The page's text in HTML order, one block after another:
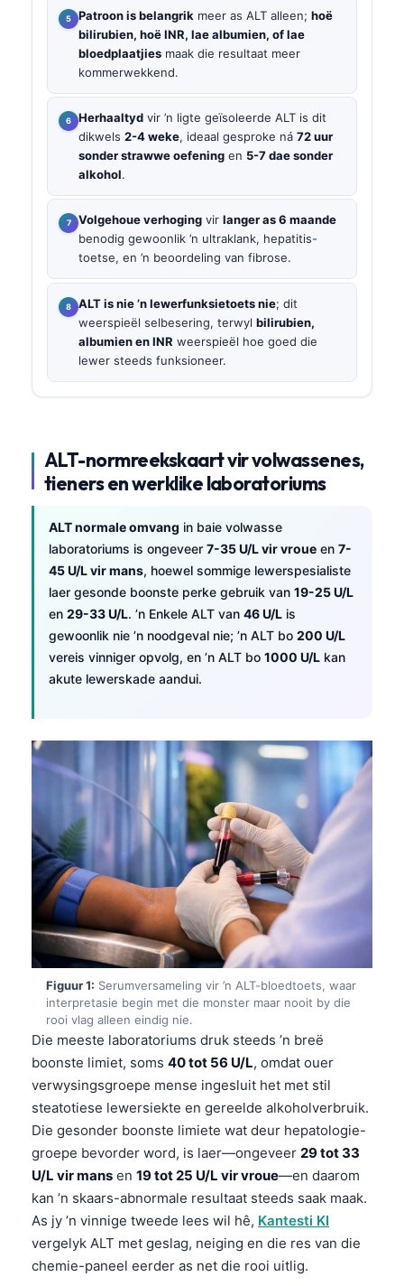
Patroon is belangrik meer as ALT alleen; hoë
bilirubien, hoë INR, lae albumien, of lae
bloedplaatjies maak die resultaat meer
kommerwekkend.
Herhaaltyd vir ’n ligte geïsoleerde ALT is dit
dikwels 2-4 weke, ideaal gesproke ná 72 uur
sonder strawwe oefening en 5-7 dae sonder
alkohol.
Volgehoue verhoging vir langer as 6 maande
benodig gewoonlik ’n ultraklank, hepatitis-
toetse, en ’n beoordeling van fibrose.
ALT is nie ’n lewerfunksietoets nie; dit
weerspieël selbesering, terwyl bilirubien,
albumien en INR weerspieël hoe goed die
lewer steeds funksioneer.
ALT-normreekskaart vir volwassenes,
tieners en werklike laboratoriums
ALT normale omvang in baie volwasse
laboratoriums is ongeveer 7-35 U/L vir vroue en 7-
45 U/L vir mans, hoewel sommige lewerspesialiste
laer gesonde boonste perke gebruik van 19-25 U/L
en 29-33 U/L. ’n Enkele ALT van 46 U/L is
gewoonlik nie ’n noodgeval nie; ’n ALT bo 200 U/L
vereis vinniger opvolg, en ’n ALT bo 1000 U/L kan
akute lewerskade aandui.
Figuur 1: Serumversameling vir ’n ALT-bloedtoets, waar
interpretasie begin met die monster maar nooit by die
rooi vlag alleen eindig nie.
Die meeste laboratoriums druk steeds ’n breë
boonste limiet, soms 40 tot 56 U/L, omdat ouer
verwysingsgroepe mense ingesluit het met stil
steatotiese lewersiekte en gereelde alkoholverbruik.
Die gesonder boonste limiete wat deur hepatologie-
groepe bevorder word, is laer—ongeveer 29 tot 33
U/L vir mans en 19 tot 25 U/L vir vroue—en daarom
kan ’n skaars-abnormale resultaat steeds saak maak.
As jy ’n vinnige tweede lees wil hê, Kantesti KI
vergelyk ALT met geslag, neiging en die res van die
chemie-paneel eerder as net die rooi uitlig.